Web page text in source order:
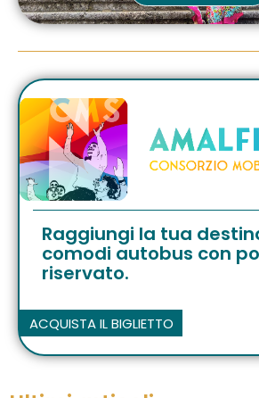
Raggiungi la tua
comodi autobus con
riservato.
ACQUISTA IL BIGLIETTO